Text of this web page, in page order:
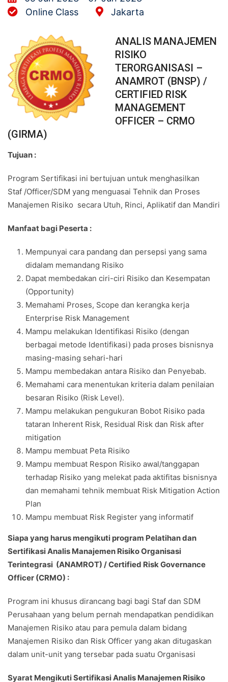
Online Class
Jakarta
ANALIS MANAJEMEN
RISIKO
TERORGANISASI –
ANAMROT (BNSP) /
CERTIFIED RISK
MANAGEMENT
OFFICER – CRMO
(GIRMA)
Tujuan :
Program Sertifikasi ini bertujuan untuk menghasilkan
Staf /Officer/SDM yang menguasai Tehnik dan Proses
Manajemen Risiko secara Utuh, Rinci, Aplikatif dan Mandiri
Manfaat bagi Peserta :
Mempunyai cara pandang dan persepsi yang sama
didalam memandang Risiko
Dapat membedakan ciri-ciri Risiko dan Kesempatan
(Opportunity)
Memahami Proses, Scope dan kerangka kerja
Enterprise Risk Management
Mampu melakukan Identifikasi Risiko (dengan
berbagai metode Identifikasi) pada proses bisnisnya
masing-masing sehari-hari
Mampu membedakan antara Risiko dan Penyebab.
Memahami cara menentukan kriteria dalam penilaian
besaran Risiko (Risk Level).
Mampu melakukan pengukuran Bobot Risiko pada
tataran Inherent Risk, Residual Risk dan Risk after
mitigation
Mampu membuat Peta Risiko
Mampu membuat Respon Risiko awal/tanggapan
terhadap Risiko yang melekat pada aktifitas bisnisnya
dan memahami tehnik membuat Risk Mitigation Action
Plan
Mampu membuat Risk Register yang informatif
Siapa yang harus mengikuti program Pelatihan dan
Sertifikasi Analis Manajemen Risiko Organisasi
Terintegrasi (ANAMROT) / Certified Risk Governance
Officer (CRMO) :
Program ini khusus dirancang bagi bagi Staf dan SDM
Perusahaan yang belum pernah mendapatkan pendidikan
Manajemen Risiko atau para pemula dalam bidang
Manajemen Risiko dan Risk Officer yang akan ditugaskan
dalam unit-unit yang tersebar pada suatu Organisasi
Syarat Mengikuti Sertifikasi Analis Manajemen Risiko